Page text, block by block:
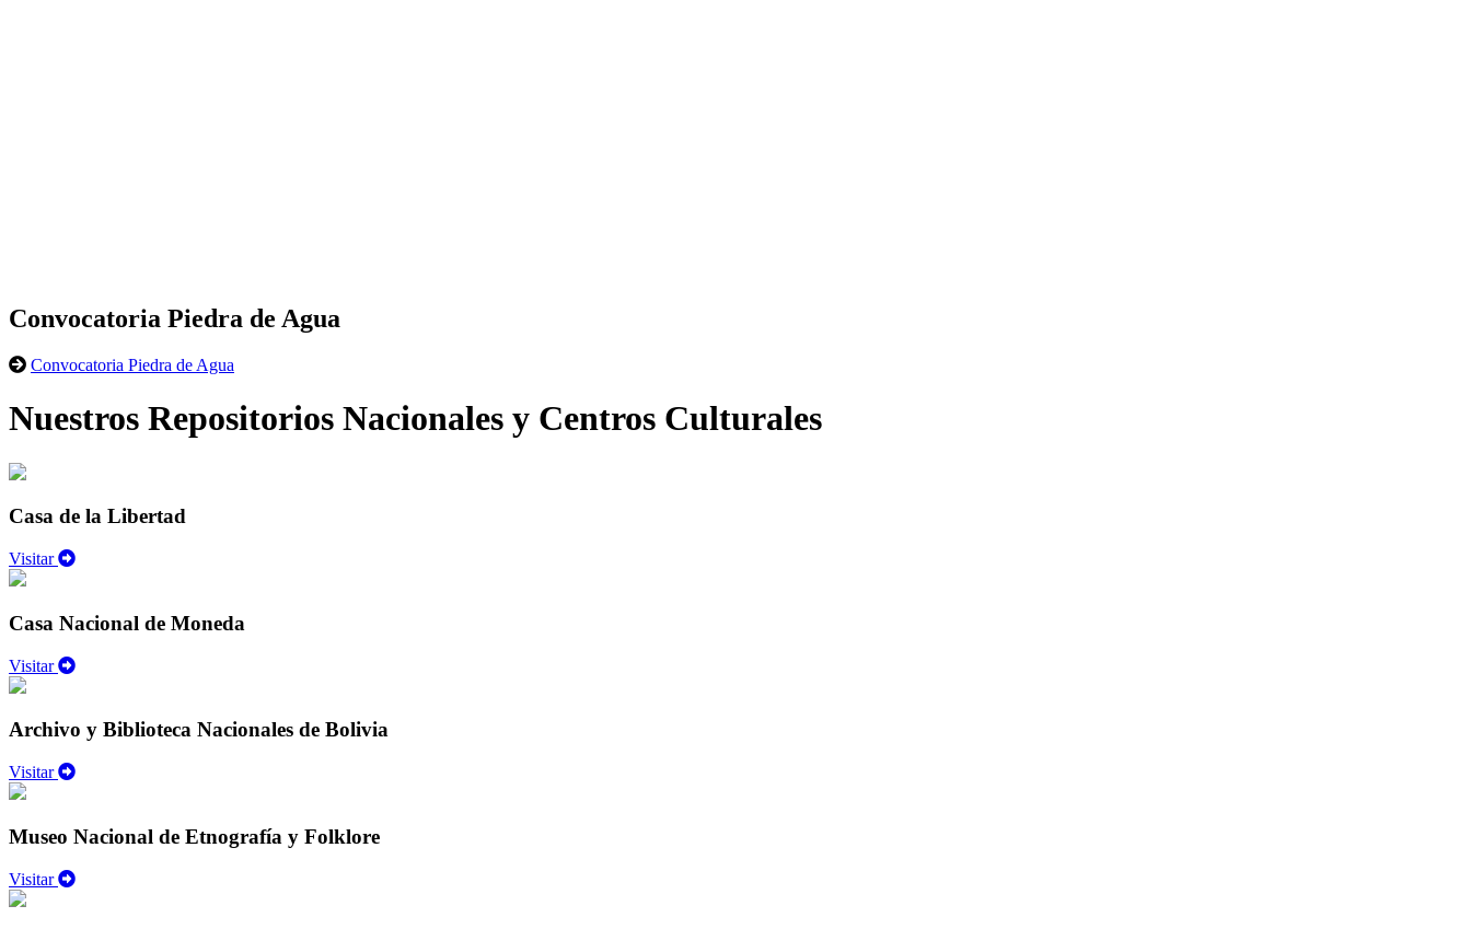
Convocatoria Piedra de Agua
Convocatoria Piedra de Agua
Nuestros Repositorios Nacionales y Centros Culturales
Casa de la Libertad
Visitar
Casa Nacional de Moneda
Visitar
Archivo y Biblioteca Nacionales de Bolivia
Visitar
Museo Nacional de Etnografía y Folklore
Visitar